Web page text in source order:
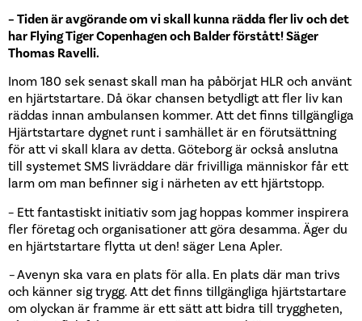
– Tiden är avgörande om vi skall kunna rädda fler liv och det
har Flying Tiger Copenhagen och Balder förstått! Säger
Thomas Ravelli.
Inom 180 sek senast skall man ha påbörjat HLR och använt
en hjärtstartare. Då ökar chansen betydligt att fler liv kan
räddas innan ambulansen kommer. Att det finns tillgängliga
Hjärtstartare dygnet runt i samhället är en förutsättning
för att vi skall klara av detta. Göteborg är också anslutna
till systemet SMS livräddare där frivilliga människor får ett
larm om man befinner sig i närheten av ett hjärtstopp.
– Ett fantastiskt initiativ som jag hoppas kommer inspirera
fler företag och organisationer att göra desamma. Äger du
en hjärtstartare flytta ut den! säger Lena Apler.
–Avenyn ska vara en plats för alla. En plats där man trivs
och känner sig trygg. Att det finns tillgängliga hjärtstartare
om olyckan är framme är ett sätt att bidra till tryggheten,